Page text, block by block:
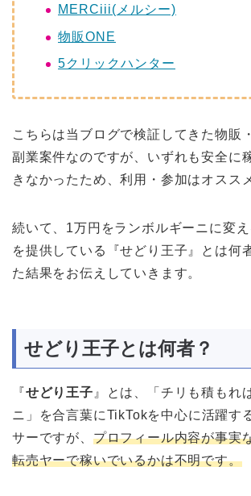
MERCiii(メルシー)
物販ONE
5クリックハンター
こちらは当ブログで検証してきた物販
副業案件なのですが、いずれも安全に
きなかったため、利用・参加はオスス
続いて、1万円をランボルギーニに変
を提供している『せどり王子』とは何
た結果をお伝えしていきます。
せどり王子とは何者？
『せどり王子 』とは、「チリも積もれ
ニ」を合言葉にTikTokを中心に活躍す
サーですが、 プロフィール内容が事実
転売ヤーで稼いでいるかは不明です。